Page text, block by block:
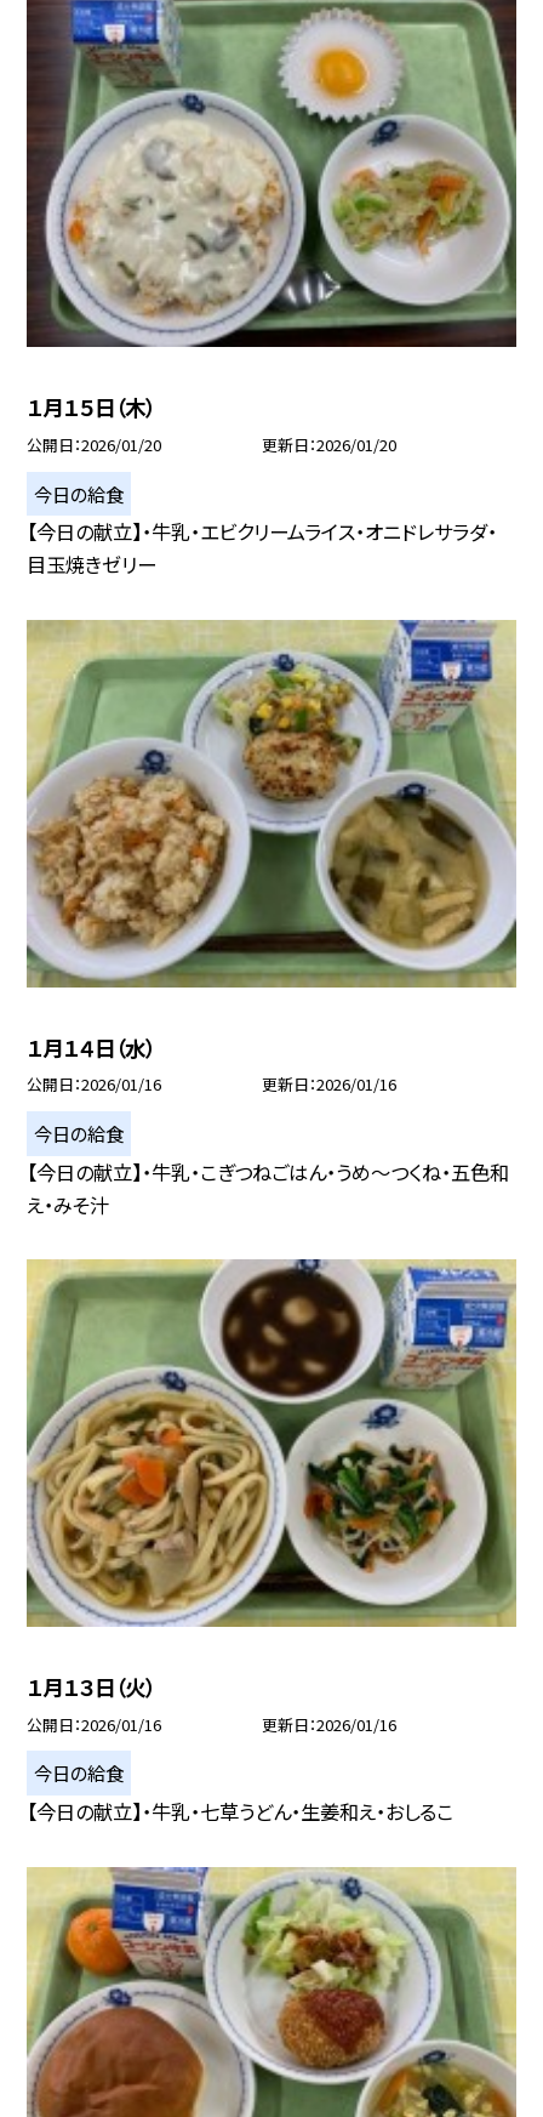
１月１５日（木）
公開日 2026/01/20 更新日 2026/01/20
今日の給食
【今日の献立】・牛乳・エビクリームライス・オニドレサラダ・
目玉焼きゼリー
１月１４日（水）
公開日 2026/01/16 更新日 2026/01/16
今日の給食
【今日の献立】・牛乳・こぎつねごはん・うめ～つくね・五色和
え・みそ汁
１月１３日（火）
公開日 2026/01/16 更新日 2026/01/16
今日の給食
【今日の献立】・牛乳・七草うどん・生姜和え・おしるこ